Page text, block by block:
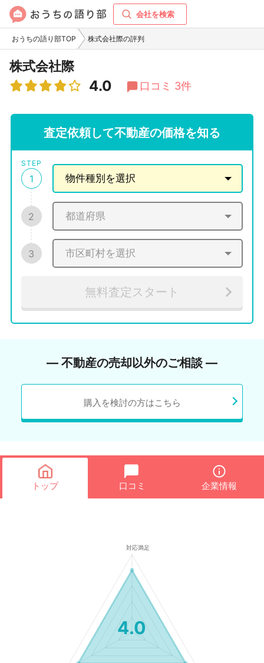
会社を検索
おうちの語り部TOP 株式会社際の評判
株式会社際
4.0 口コミ 3件
査定依頼して不動産の価格を知る
STEP
1
2
3
無料査定スタート
― 不動産の売却以外のご相談 ―
購入を検討の方はこちら
トップ 口コミ 企業情報
4.0